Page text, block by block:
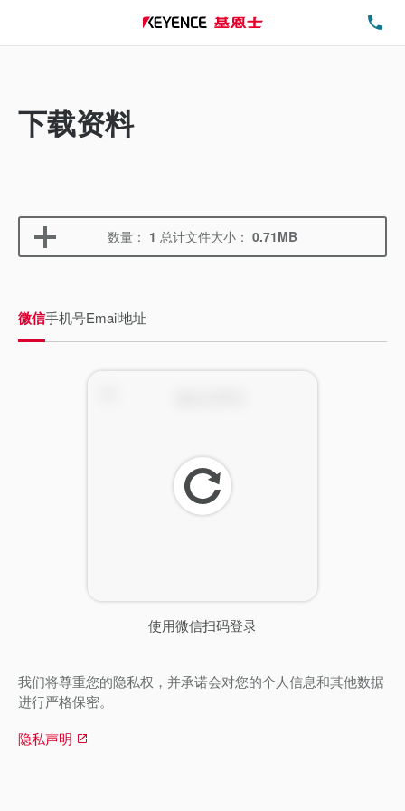
下载资料
数量： 1 总计文件大小： 0.71MB
微信手机号Email地址
使用微信扫码登录
刷
新
我们将尊重您的隐私权，并承诺会对您的个人信息和其他数据
进行严格保密。
隐私声明